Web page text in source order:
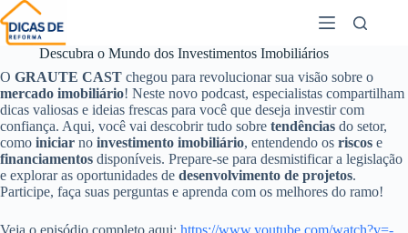
Descubra o Mundo dos Investimentos Imobiliários
O GRAUTE CAST chegou para revolucionar sua visão sobre o
mercado imobiliário! Neste novo podcast, especialistas compartilham
dicas valiosas e ideias frescas para você que deseja investir com
confiança. Aqui, você vai descobrir tudo sobre tendências do setor,
como iniciar no investimento imobiliário, entendendo os riscos e
financiamentos disponíveis. Prepare-se para desmistificar a legislação
e explorar as oportunidades de desenvolvimento de projetos.
Participe, faça suas perguntas e aprenda com os melhores do ramo!
Veja o episódio completo aqui: https://www.youtube.com/watch?v=-